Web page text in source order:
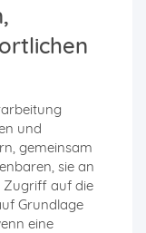
und
gemeinsam
sie an
Zugriff auf die
Grundlage
eine